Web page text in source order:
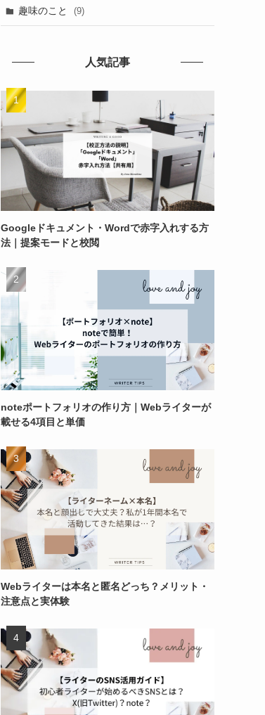
趣味のこと (9)
人気記事
Googleドキュメント・Wordで赤字入れする方
法｜提案モードと校閲
noteポートフォリオの作り方｜Webライターが
載せる4項目と単価
Webライターは本名と匿名どっち？メリット・
注意点と実体験